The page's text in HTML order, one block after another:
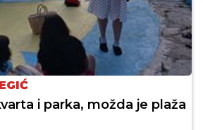
i parka, možda je plaža